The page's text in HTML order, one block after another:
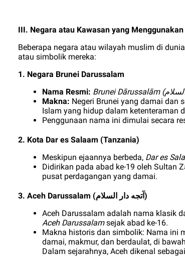
III. Negara atau Kawasan yang
Beberapa negara atau wilayah muslim di
atau simbolik mereka:
1. Negara Brunei Darussalam
Nama Resmi: Brunei Dārussalām (
Makna: Negeri Brunei yang damai dan
Islam yang hidup dalam ketenteraman
Penggunaan nama ini dimulai secara
2. Kota Dar es Salaam (Tanzania)
Meskipun ejaannya berbeda, Dar es
Didirikan pada abad ke-19 oleh Sultan
pusat perdagangan yang damai.
3. Aceh Darussalam (آتجه دار السلام)
Aceh Darussalam adalah nama klasik
Aceh Darussalamsejak abad ke-16.
Makna historis dan simbolik: Nama ini
damai, makmur, dan berdaulat, di
Dalam sejarahnya, Aceh dikenal